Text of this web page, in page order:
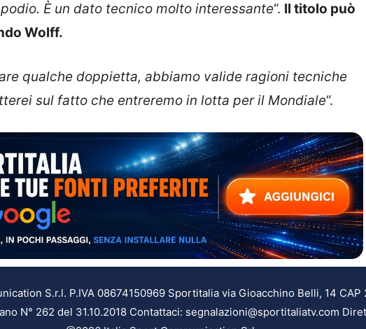
È un dato tecnico molto interessante“. Il titolo può
Wolff.
qualche doppietta, abbiamo valide ragioni tecniche
sul fatto che entreremo in lotta per il Mondiale“.
S.r.l. P.IVA 08674150969 Sportitalia via Gioacchino Belli, 14
N° 262 del 31.10.2018 Contattaci: segnalazioni@sportitaliatv.com